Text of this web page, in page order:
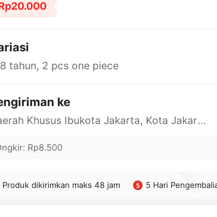
tahun, 2 pcs one piece
ke
Daerah Khusus Ibukota Jakarta, Kota Jakarta Barat, Cengkareng, yy
: Rp8.500
Produk dikirimkan maks 48 jam 5 Hari